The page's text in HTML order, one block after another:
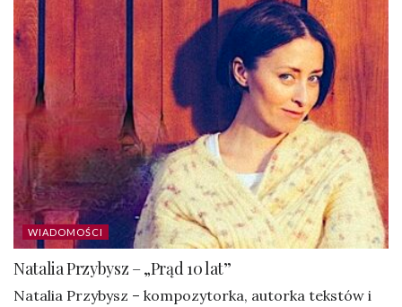
WIADOMOŚCI
Natalia Przybysz – „Prąd 10 lat”
Natalia Przybysz – kompozytorka, autorka tekstów i